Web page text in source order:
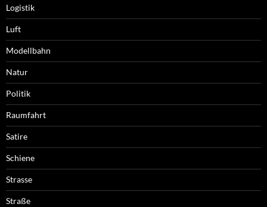
Logistik
Luft
Modellbahn
Natur
Politik
Raumfahrt
Satire
Schiene
Strasse
Straße